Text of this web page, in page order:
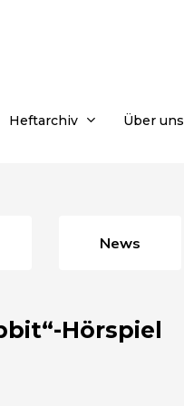
Heftarchiv Über uns
News
Hörspiel